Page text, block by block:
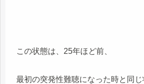
この状態は、25年ほど前、
最初の突発性難聴になった時と同じ